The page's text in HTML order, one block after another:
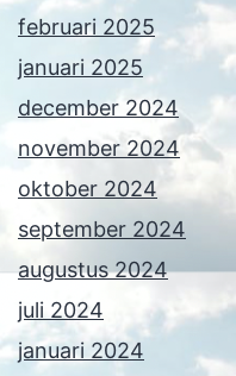
februari 2025
januari 2025
december 2024
november 2024
oktober 2024
september 2024
augustus 2024
juli 2024
januari 2024